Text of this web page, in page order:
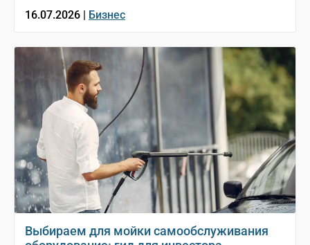
16.07.2026 | Бизнес
Выбираем для мойки самообслуживания